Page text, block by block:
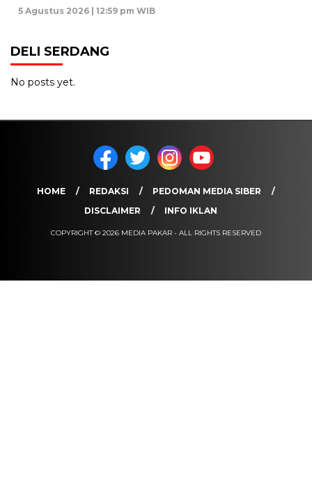
5 Agustus 2026 | 12:59 pm WIB
DELI SERDANG
No posts yet.
HOME REDAKSI
PEDOMAN MEDIA SIBER
DISCLAIMER
INFO IKLAN
COPYRIGHT © 2026 MEDIA PAKAR - ALL RIGHTS RESERVED